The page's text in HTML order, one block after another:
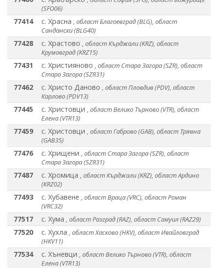
(SFO06)
77414 с. Храсна , област Благоевград (BLG), област
Сандански (BLG40)
77428 с. Храстово , област Кърджали (KRZ), област
Крумовград (KRZ15)
77431 с. Християново , област Стара Загора (SZR), област
Стара Загора (SZR31)
77462 с. Христо Даново , област Пловдив (PDV), област
Карлово (PDV13)
77445 с. Христовци , област Велико Търново (VTR), област
Елена (VTR13)
77459 с. Христовци , област Габрово (GAB), област Трявна
(GAB35)
77476 с. Хрищени , област Стара Загора (SZR), област
Стара Загора (SZR31)
77487 с. Хромица , област Кърджали (KRZ), област Ардино
(KRZ02)
77493 с. Хубавене , област Враца (VRC), област Роман
(VRC32)
77517 с. Хума , област Разград (RAZ), област Самуил (RAZ29)
77520 с. Хухла , област Хасково (HKV), област Ивайловград
(HKV11)
77534 с. Хъневци , област Велико Търново (VTR), област
Елена (VTR13)